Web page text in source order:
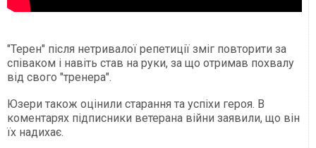
"Терен" після нетривалої репетиції зміг повторити за
співаком і навіть став на руки, за що отримав похвалу
від свого "тренера".
Юзери також оцінили старання та успіхи героя. В
коментарях підписники ветерана війни заявили, що він
їх надихає.